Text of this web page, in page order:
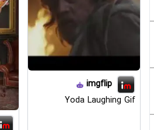
imgflip
Yoda Laughing Gif